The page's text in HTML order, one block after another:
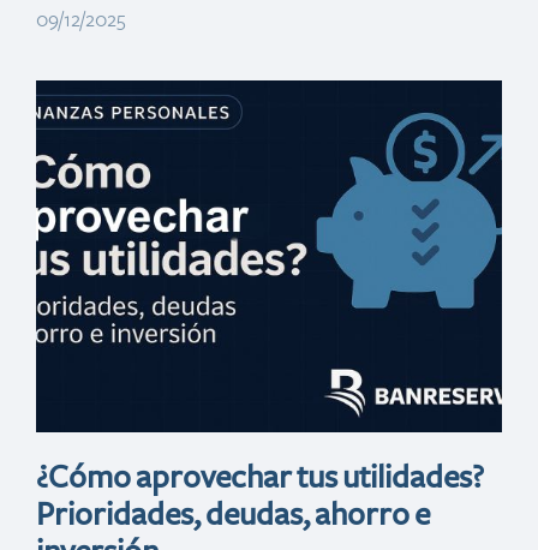
09/12/2025
¿Cómo aprovechar tus utilidades?
Prioridades, deudas, ahorro e